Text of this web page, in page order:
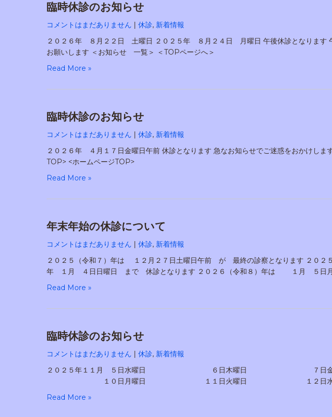
臨時休診のお知らせ
コメントはまだありません | 休診, 新着情報
２０２６年 ８月２２日 土曜日 ２０２５年 ８月２４日 月曜日 午後休診となります
お願いします ＜お知らせ 一覧＞ ＜TOPページへ＞
Read More »
臨時休診のお知らせ
コメントはまだありません | 休診, 新着情報
２０２６年 ４月１７日金曜日午前 休診となります 急なお知らせでご迷惑をおかけしま
TOP> <ホームページTOP>
Read More »
年末年始の休診について
コメントはまだありません | 休診, 新着情報
２０２５（令和７）年は １２月２７日土曜日午前 が 最終の診察となります ２０２
年 １月 ４日日曜日 まで 休診となります ２０２６（令和８）年は １月 ５日月
Read More »
臨時休診のお知らせ
コメントはまだありません | 休診, 新着情報
２０２５年１１月 ５日水曜日 ６日木曜日 ７
１０日月曜日 １１日火曜日 １２日水曜日 休
Read More »